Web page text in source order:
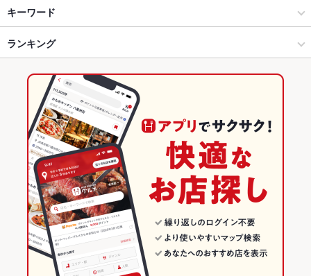
和歌山市 × 和食
和歌山市 × 焼き鳥・鶏料理
和歌山市駅 × 和食
和歌山市駅 × 焼き鳥・鶏料理
和歌山城 × 和食
和歌山城 × 焼き鳥・鶏料理
和歌山
和歌山 × 和食
和歌山 × 焼き鳥・鶏料理
紀和駅
和歌山港駅
和歌山市駅
キーワード
手羽先 にんにく料理
ランキング
和歌山のグルメランキング
和歌山の和食ランキング
和歌山の焼き鳥・鶏料理ランキング
和歌山市のグルメランキング
和歌山市の和食ランキング
和歌山市の焼き鳥・鶏料理ランキング
和歌山城のグルメランキング